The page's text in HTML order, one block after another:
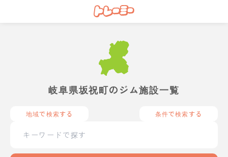
岐阜県坂祝町のジム施設一覧
地域で検索する 条件で検索する